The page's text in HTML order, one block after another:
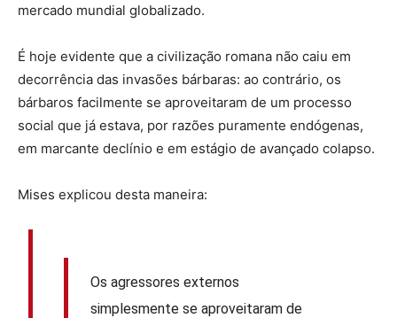
mercado mundial globalizado.
É hoje evidente que a civilização romana não caiu em
decorrência das invasões bárbaras: ao contrário, os
bárbaros facilmente se aproveitaram de um processo
social que já estava, por razões puramente endógenas,
em marcante declínio e em estágio de avançado colapso.
Mises explicou desta maneira:
Os agressores externos
simplesmente se aproveitaram de